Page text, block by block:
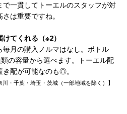
で一貫してトーエルのスタッフが対
は重要ですね。
てくれる（※2）
毎月の購入ノルマはなし。ボトル
の容量から選べます。トーエル配
配が可能なのも◎。
・千葉・埼玉・茨城（一部地域を除く）】